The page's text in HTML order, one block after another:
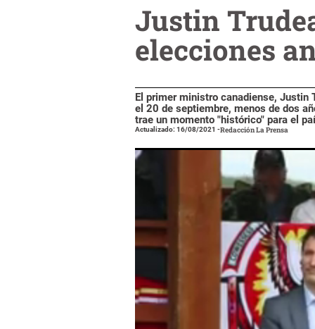
Justin
elecciones
El primer ministro canadiense, Justin
el 20 de septiembre, menos de dos
trae un momento "histórico" para el
Actualizado: 16/08/2021 -Redacción La Prensa